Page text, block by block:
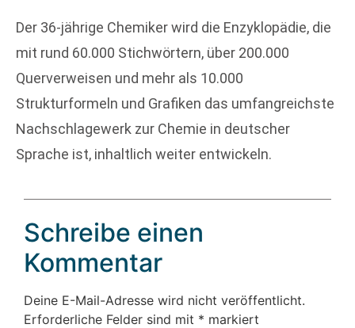
Der 36-jährige Chemiker wird die Enzyklopädie, die
mit rund 60.000 Stichwörtern, über 200.000
Querverweisen und mehr als 10.000
Strukturformeln und Grafiken das umfangreichste
Nachschlagewerk zur Chemie in deutscher
Sprache ist, inhaltlich weiter entwickeln.
Schreibe einen
Kommentar
Deine E-Mail-Adresse wird nicht veröffentlicht.
Erforderliche Felder sind mit * markiert